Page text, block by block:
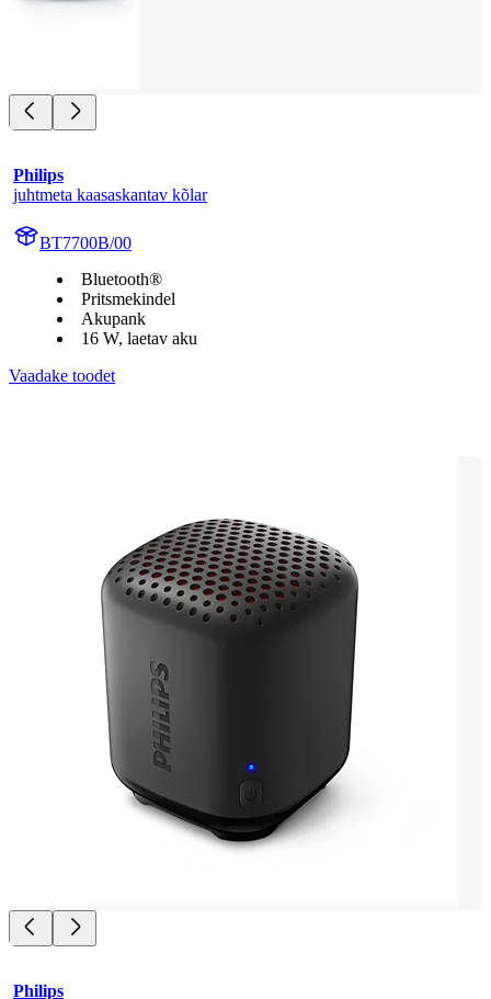
Philips
juhtmeta kaasaskantav kõlar
BT7700B/00
Bluetooth®
Pritsmekindel
Akupank
16 W, laetav aku
Vaadake toodet
Philips